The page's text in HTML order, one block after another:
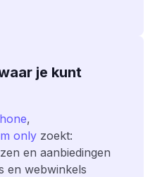
je kunt
,
only zoekt:
en aanbiedingen
en webwinkels